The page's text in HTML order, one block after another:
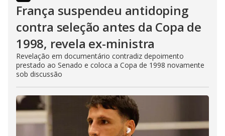
França suspendeu antidoping
contra seleção antes da Copa de
1998, revela ex-ministra
Revelação em documentário contradiz depoimento
prestado ao Senado e coloca a Copa de 1998 novamente
sob discussão